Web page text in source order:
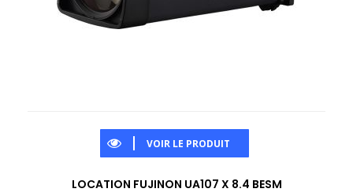
VOIR LE PRODUIT
LOCATION FUJINON UA107 X 8.4 BESM